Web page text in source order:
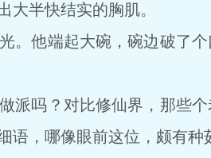
大半快结实的胸肌。
他端起大碗，碗边破了个
吗？对比修仙界，那些个
，哪像眼前这位，颇有种